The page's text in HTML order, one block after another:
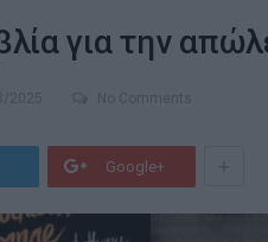
για την
Google+